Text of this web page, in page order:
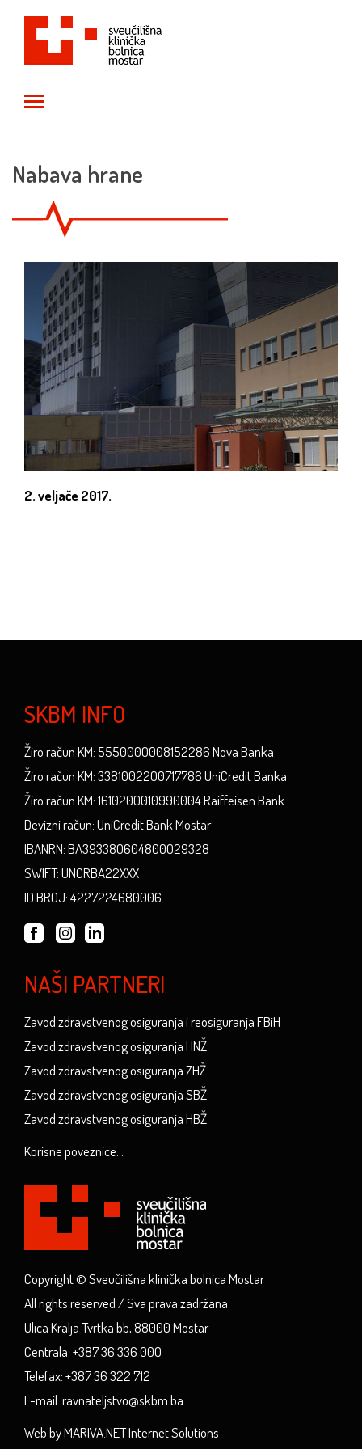
Nabava hrane
2. veljače 2017.
SKBM INFO
Žiro račun KM: 5550000008152286 Nova Banka
Žiro račun KM: 3381002200717786 UniCredit Banka
Žiro račun KM: 1610200010990004 Raiffeisen Bank
Devizni račun: UniCredit Bank Mostar
IBANRN: BA393380604800029328
SWIFT: UNCRBA22XXX
ID BROJ: 4227224680006
NAŠI PARTNERI
Zavod zdravstvenog osiguranja i reosiguranja FBiH
Zavod zdravstvenog osiguranja HNŽ
Zavod zdravstvenog osiguranja ZHŽ
Zavod zdravstvenog osiguranja SBŽ
Zavod zdravstvenog osiguranja HBŽ
Korisne poveznice...
Copyright © Sveučilišna klinička bolnica Mostar
All rights reserved / Sva prava zadržana
Ulica Kralja Tvrtka bb, 88000 Mostar
Centrala: +387 36 336 000
Telefax: +387 36 322 712
E-mail: ravnateljstvo@skbm.ba
Web by MARIVA.NET Internet Solutions